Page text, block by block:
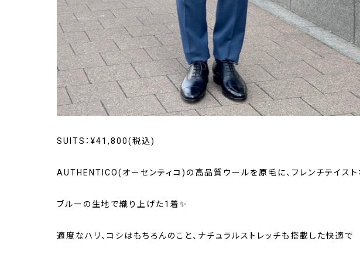
SUITS：¥41,800(税込)
AUTHENTICO(オーセンティコ)の高品質ウールを原毛に、フレンチテイス
ブルーの生地で織り上げた1着✨
適度なハリ、コシはもちろんのこと、ナチュラルストレッチも搭載した快適で